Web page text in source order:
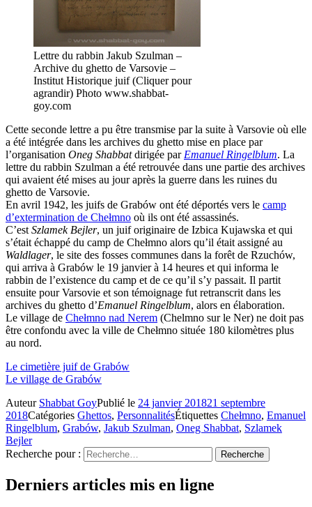
Lettre du rabbin Jakub Szulman –
Archive du ghetto de Varsovie –
Institut Historique juif (Cliquer pour
agrandir) Photo www.shabbat-
goy.com
Cette seconde lettre a pu être transmise par la suite à Varsovie où elle
a été intégrée dans les archives du ghetto mise en place par
l’organisation Oneg Shabbatdirigée par Emanuel Ringelblum. La
lettre du rabbin Szulman a été retrouvée dans une partie des archives
qui avaient été mises au jour après la guerre dans les ruines du
ghetto de Varsovie.
En avril 1942, les juifs de Grabów ont été déportés vers le camp
d’extermination de Chełmno où ils ont été assassinés.
C’est Szlamek Bejler, un juif originaire de Izbica Kujawska et qui
s’était échappé du camp de Chełmno alors qu’il était assigné au
Waldlager, le site des fosses communes dans la forêt de Rzuchów,
qui arriva à Grabów le 19 janvier à 14 heures et qui informa le
rabbin de l’existence du camp et de ce qu’il s’y passait. Il partit
ensuite pour Varsovie et son témoignage fut retranscrit dans les
archives du ghetto d’Emanuel Ringelblum, alors en élaboration.
Le village de Chełmno nad Nerem (Chelmno sur le Ner) ne doit pas
être confondu avec la ville de Chełmno située 180 kilomètres plus
au nord.
Le cimetière juif de Grabów
Le village de Grabów
Auteur Shabbat GoyPublié le 24 janvier 201821 septembre
2018Catégories Ghettos, PersonnalitésÉtiquettes Chełmno, Emanuel
Ringelblum, Grabów, Jakub Szulman, Oneg Shabbat, Szlamek
Bejler
Recherche pour :
Recherche
Derniers articles mis en ligne